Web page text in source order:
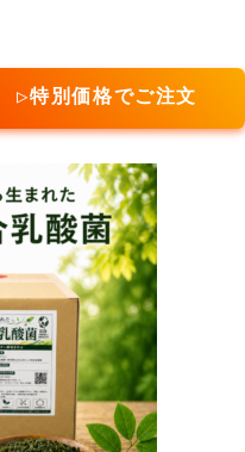
▷特別価格でご注文